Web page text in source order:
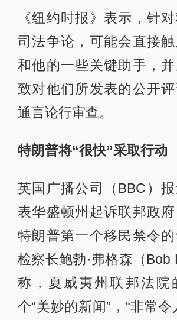
《纽约时报》表示，针
司法争论，可能会直接
和他的一些关键助手，
致对他们所发表的公开
通言论行审查。
特朗普将“很快”采取行动
英国广播公司（BBC）
表华盛顿州起诉联邦政
特朗普第一个移民禁令
检察长鲍勃·弗格森（Bob
称，夏威夷州联邦法院
个“美妙的新闻”，“非常令